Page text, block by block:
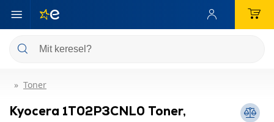
Toner
Kyocera 1T02P3CNL0 Toner,